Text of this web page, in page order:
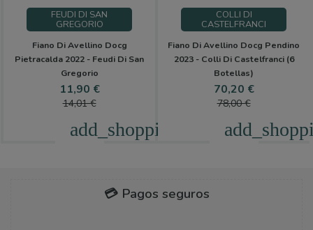
FEUDI DI SAN
GREGORIO
Fiano Di Avellino Docg
Pietracalda 2022 - Feudi Di San
Gregorio
Precio
11,90 €Precio
14,01 €
add_shopping_cart
COLLI DI
CASTELFRANCI
Fiano Di Avellino Docg Pendino
2023 - Colli Di Castelfranci (6
Botellas)
Precio
70,20 €Precio
78,00 €
💳 Pagos seguros